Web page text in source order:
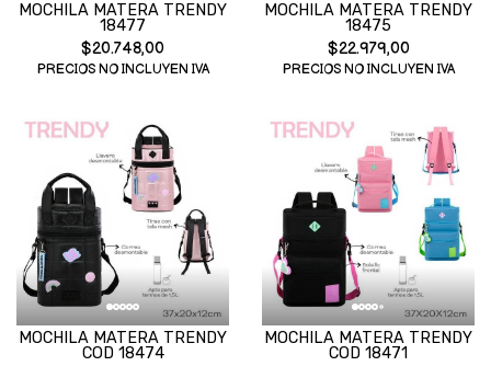
MOCHILA MATERA TRENDY
18477
$20.748,00
PRECIOS NO INCLUYEN IVA
MOCHILA MATERA TRENDY
18475
$22.979,00
PRECIOS NO INCLUYEN IVA
MOCHILA MATERA TRENDY
COD 18474
MOCHILA MATERA TRENDY
COD 18471